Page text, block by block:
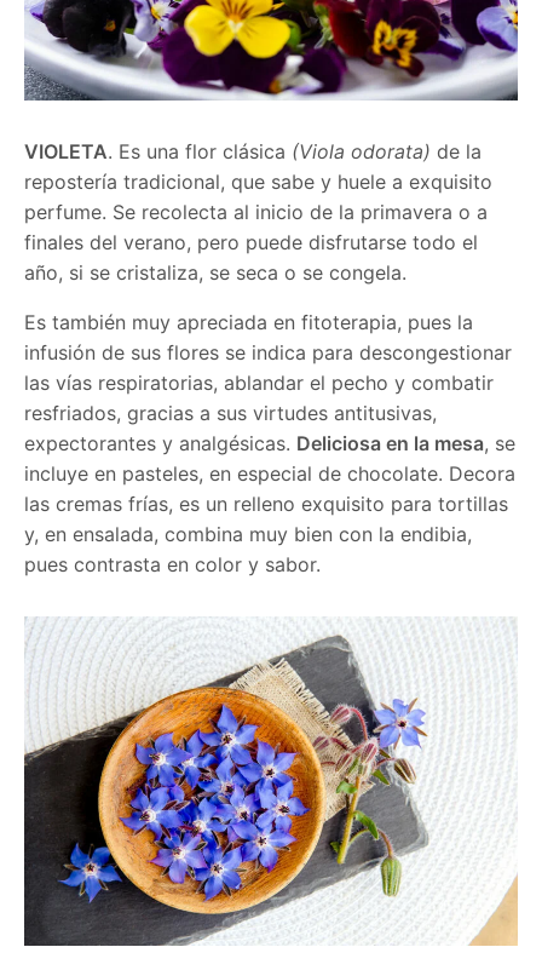
VIOLETA. Es una flor clásica (Viola odorata) de la
repostería tradicional, que sabe y huele a exquisito
perfume. Se recolecta al inicio de la primavera o a
finales del verano, pero puede disfrutarse todo el
año, si se cristaliza, se seca o se congela.
Es también muy apreciada en fitoterapia, pues la
infusión de sus flores se indica para descongestionar
las vías respiratorias, ablandar el pecho y combatir
resfriados, gracias a sus virtudes antitusivas,
expectorantes y analgésicas. Deliciosa en la mesa, se
incluye en pasteles, en especial de chocolate. Decora
las cremas frías, es un relleno exquisito para tortillas
y, en ensalada, combina muy bien con la endibia,
pues contrasta en color y sabor.